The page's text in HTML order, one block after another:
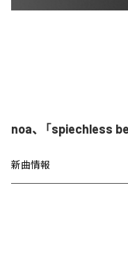
noa、「spiechless
新曲情報